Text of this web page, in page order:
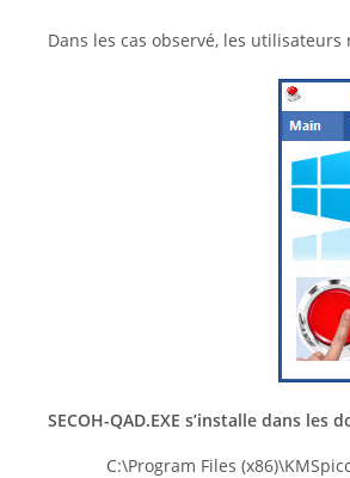
Dans les cas observé, les
SECOH-QAD.EXE s’installe dans les
C:\Program Files